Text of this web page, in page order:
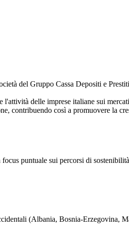
del Gruppo Cassa Depositi e
l'attività delle imprese italiane sui
contribuendo così a promuovere la
puntuale sui percorsi di
(Albania, Bosnia-Erzegovina,